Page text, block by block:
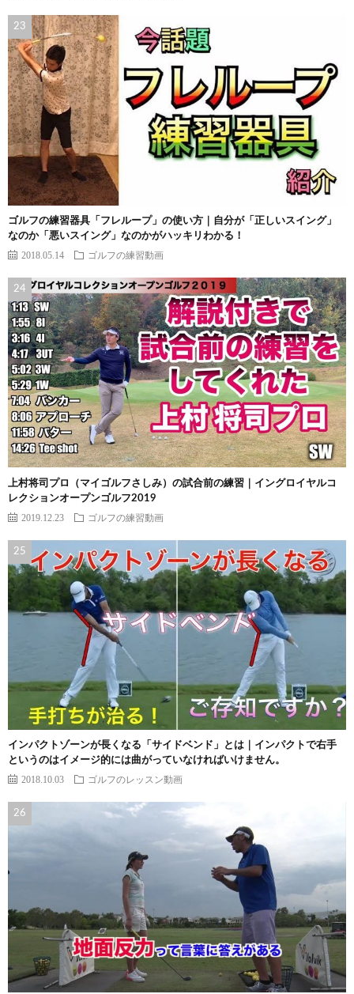
ゴルフの練習器具「フレループ」の使い方｜自分が「正しいスイング」
なのか「悪いスイング」なのかがハッキリわかる！
2018.05.14 ゴルフの練習動画
上村将司プロ（マイゴルフさしみ）の試合前の練習｜イングロイヤルコ
レクションオープンゴルフ2019
2019.12.23 ゴルフの練習動画
インパクトゾーンが長くなる「サイドベンド」とは｜インパクトで右手
というのはイメージ的には曲がっていなければいけません。
2018.10.03 ゴルフのレッスン動画